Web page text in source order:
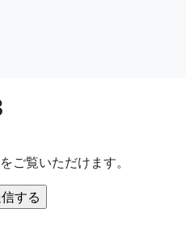
ご覧いただけます。